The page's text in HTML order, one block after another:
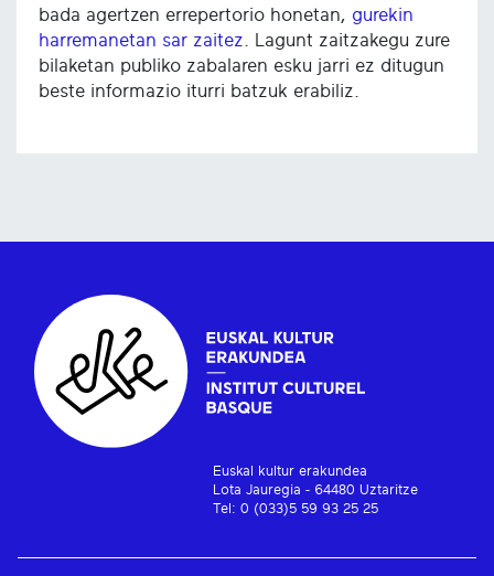
bada agertzen errepertorio honetan, gurekin
harremanetan sar zaitez . Lagunt zaitzakegu zure
bilaketan publiko zabalaren esku jarri ez ditugun
beste informazio iturri batzuk erabiliz.
Euskal kultur erakundea
Lota Jauregia - 64480 Uztaritze
Tel: 0 (033)5 59 93 25 25